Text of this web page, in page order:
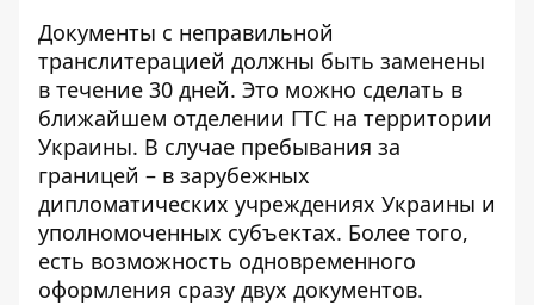
Документы с неправильной
транслитерацией должны быть заменены
в течение 30 дней. Это можно сделать в
ближайшем отделении ГТС на территории
Украины. В случае пребывания за
границей – в зарубежных
дипломатических учреждениях Украины и
уполномоченных субъектах. Более того,
есть возможность одновременного
оформления сразу двух документов.